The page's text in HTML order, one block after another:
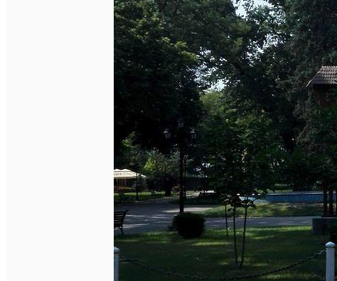
Închirieri auto
Închirieri biciclete
Încărcare vehicule electrice